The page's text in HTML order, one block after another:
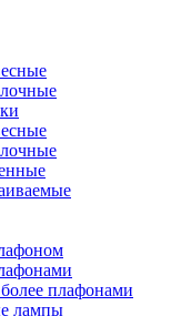
плафонами
лампы